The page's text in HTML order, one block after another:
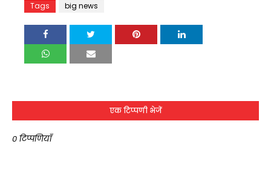
Tags big news
एक टिप्पणी भेजें
0 टिप्पणियाँ